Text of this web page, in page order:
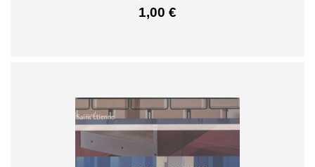
1,00 €